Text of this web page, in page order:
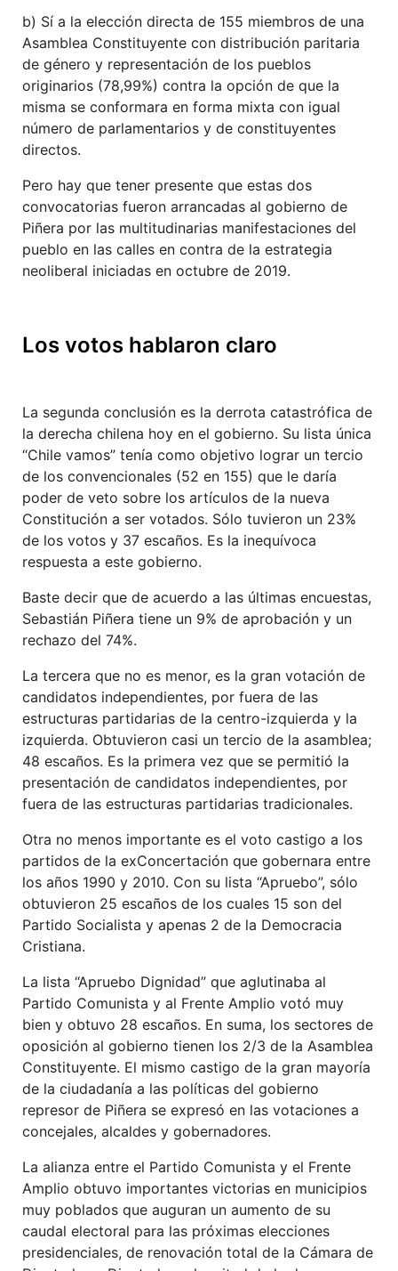
b) Sí a la elección directa de 155 miembros de una
Asamblea Constituyente con distribución paritaria
de género y representación de los pueblos
originarios (78,99%) contra la opción de que la
misma se conformara en forma mixta con igual
número de parlamentarios y de constituyentes
directos.
Pero hay que tener presente que estas dos
convocatorias fueron arrancadas al gobierno de
Piñera por las multitudinarias manifestaciones del
pueblo en las calles en contra de la estrategia
neoliberal iniciadas en octubre de 2019.
Los votos hablaron claro
La segunda conclusión es la derrota catastrófica de
la derecha chilena hoy en el gobierno. Su lista única
“Chile vamos” tenía como objetivo lograr un tercio
de los convencionales (52 en 155) que le daría
poder de veto sobre los artículos de la nueva
Constitución a ser votados. Sólo tuvieron un 23%
de los votos y 37 escaños. Es la inequívoca
respuesta a este gobierno.
Baste decir que de acuerdo a las últimas encuestas,
Sebastián Piñera tiene un 9% de aprobación y un
rechazo del 74%.
La tercera que no es menor, es la gran votación de
candidatos independientes, por fuera de las
estructuras partidarias de la centro-izquierda y la
izquierda. Obtuvieron casi un tercio de la asamblea;
48 escaños. Es la primera vez que se permitió la
presentación de candidatos independientes, por
fuera de las estructuras partidarias tradicionales.
Otra no menos importante es el voto castigo a los
partidos de la exConcertación que gobernara entre
los años 1990 y 2010. Con su lista “Apruebo”, sólo
obtuvieron 25 escaños de los cuales 15 son del
Partido Socialista y apenas 2 de la Democracia
Cristiana.
La lista “Apruebo Dignidad” que aglutinaba al
Partido Comunista y al Frente Amplio votó muy
bien y obtuvo 28 escaños. En suma, los sectores de
oposición al gobierno tienen los 2/3 de la Asamblea
Constituyente. El mismo castigo de la gran mayoría
de la ciudadanía a las políticas del gobierno
represor de Piñera se expresó en las votaciones a
concejales, alcaldes y gobernadores.
La alianza entre el Partido Comunista y el Frente
Amplio obtuvo importantes victorias en municipios
muy poblados que auguran un aumento de su
caudal electoral para las próximas elecciones
presidenciales, de renovación total de la Cámara de